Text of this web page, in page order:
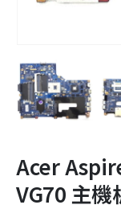
Acer
VG70 主機